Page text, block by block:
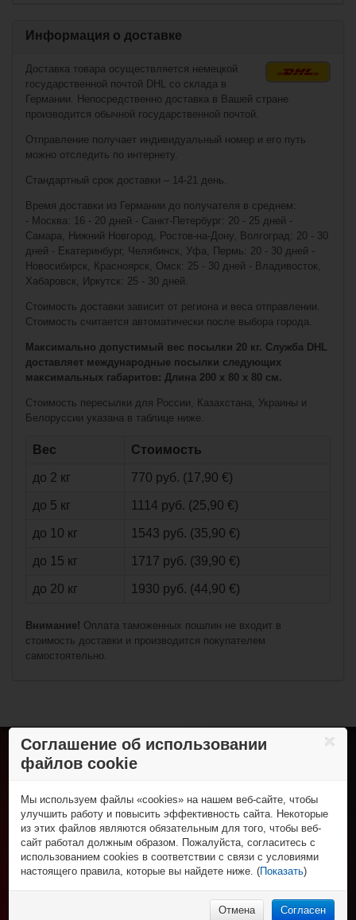
€55,90*
Bauer Lightweight
nav - Youth
Short Core - nav -
Senior
€14,90*
Информация о доставке
Доставка товара осуществляется немецкой
государственной почтой DHL со склада в
Германии. Непосредственно доставка в Вашей стране
производится обычной государственной почтой.
Отправление получает индивидуальный номер и его путь
можно отследить по интернету.
Стандартный срок доставки – 14-21 день.
Время доставки из Германии до получателя в среднем:
- Москва: 16 - 20 дней - Санкт-Петербург: 20 - 25 дней -
Самара, Нижний Новгород, Ростов-на-Дону, Волгоград: 20 - 30
дней - Екатеринбург, Челябинск, Уфа, Пермь: 20 - 30 дней -
Новосибирск, Красноярск, Омск: 25 - 30 дней - Владивосток,
Хабаровск, Иркутск: 25 - 30 дней.
Стоимость доставки зависит от региона и веса отправлении.
Стоимость считается автоматически после выбора города.
Максимально допустимый вес посылки 20 кг. Служба DHL
доставляет международные посылки следующих
максимальных габаритов: Длина 200 x 80 x 80 см.
Стоимость пересылки для России, Казахстана, Украины и
Белоруссии указана в таблице ниже.
Вес Стоимость
до 2 кг 770 руб. (17,90 €)
до 5 кг 1114 руб. (25,90 €)
до 10 кг 1543 руб. (35,90 €)
до 15 кг 1717 руб. (39,90 €)
до 20 кг 1930 руб. (44,90 €)
Внимание! Оплата таможенных пошлин не входит в
стоимость доставки и производится покупателем
самостоятельно.
Соглашение об использовании
файлов cookie
Мы используем файлы «cookies» на нашем веб-сайте, чтобы
улучшить работу и повысить эффективность сайта. Некоторые
из этих файлов являются обязательным для того, чтобы веб-
сайт работал должным образом. Пожалуйста, согласитесь с
использованием cookies в соответствии с связи с условиями
настоящего правила, которые вы найдете ниже. (Показать)
Согласен
Отмена
Хоккей с шайбой
Клюшки
Трубы и крюки
Защита игрока
Вратарская экипировка
Для тренера и судьи
Сумки
Роликовые коньки
Клюшки
Колеса, подшипники и зап. части
Защитная экипировка
Экипировка вратаря
Рюкзаки
Аксессуары
Спортивная одежда
Футболки и поло
Шорты
Брюки
Толстовки
Нижнее бельё
Спорт и отдых
Фигурные коньки
Роликовые коньки и самокаты
НХЛ Фан-зона
НХЛ сувениры
НХЛ бейсболки